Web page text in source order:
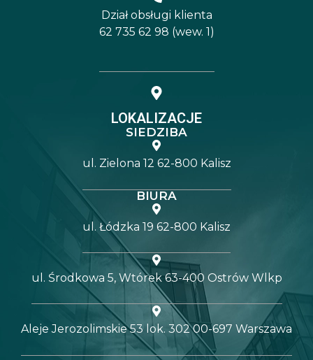
Dział obsługi klienta
62 735 62 98 (wew. 1)
LOKALIZACJE
SIEDZIBA
ul. Zielona 12 62-800 Kalisz
BIURA
ul. Łódzka 19 62-800 Kalisz
ul. Środkowa 5, Wtórek 63-400 Ostrów Wlkp
Aleje Jerozolimskie 53 lok. 302 00-697 Warszawa